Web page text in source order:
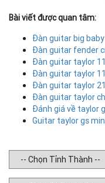
Bài viết được quan tâm:
Đàn guitar big
Đàn guitar fender
Đàn guitar taylor
Đàn guitar taylor
Đàn guitar taylor
Đàn guitar taylor
Đánh giá về taylor
Guitar taylor gs